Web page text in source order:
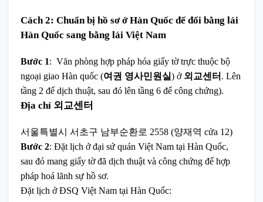
Cách 2: Chuẩn bị hồ sơ ở Hàn Quốc để đổi bằng lái
Hàn Quốc sang bằng lái Việt Nam
Bước 1: Văn phòng hợp pháp hóa giấy tờ trực thuộc bộ
ngoại giao Hàn quốc (여권 영사민원실) ở 외교센터 . Lên
tầng 2 để dịch thuật, sau đó lên tầng 6 để công chứng).
Địa chỉ 외교센터
서울특별시 서초구 남부순환로 2558 (양재역 cửa 12)
Bước 2: Đặt lịch ở đại sứ quán Việt Nam tại Hàn Quốc,
sau đó mang giấy tờ đã dịch thuật và công chứng để hợp
pháp hoá lãnh sự hồ sơ.
Đặt lịch ở ĐSQ Việt Nam tại Hàn Quốc: